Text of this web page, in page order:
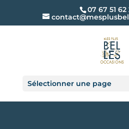
07 67 51 62
Sélectionner une page